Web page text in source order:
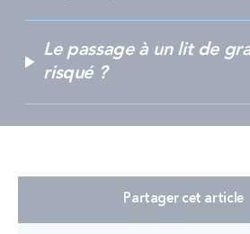
Le passage à un lit de
risqué ?
Partager cet article